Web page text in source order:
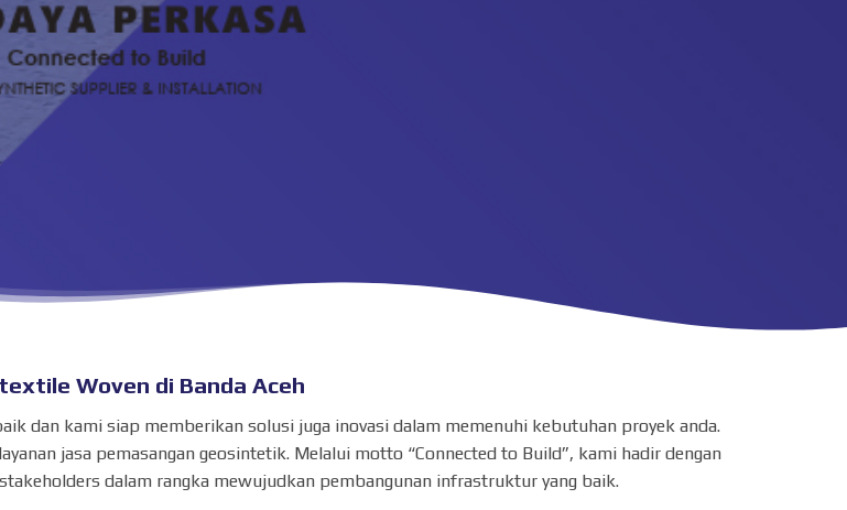
Woven di Banda Aceh
dan kami siap memberikan solusi juga inovasi dalam memenuhi kebutuhan proyek anda.
jasa pemasangan geosintetik. Melalui motto “Connected to Build”, kami hadir dengan
dalam rangka mewujudkan pembangunan infrastruktur yang baik.